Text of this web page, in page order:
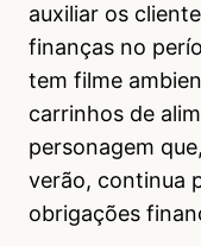
auxiliar os
finanças no
tem filme
carrinhos de
personagem
verão, continua
obrigações